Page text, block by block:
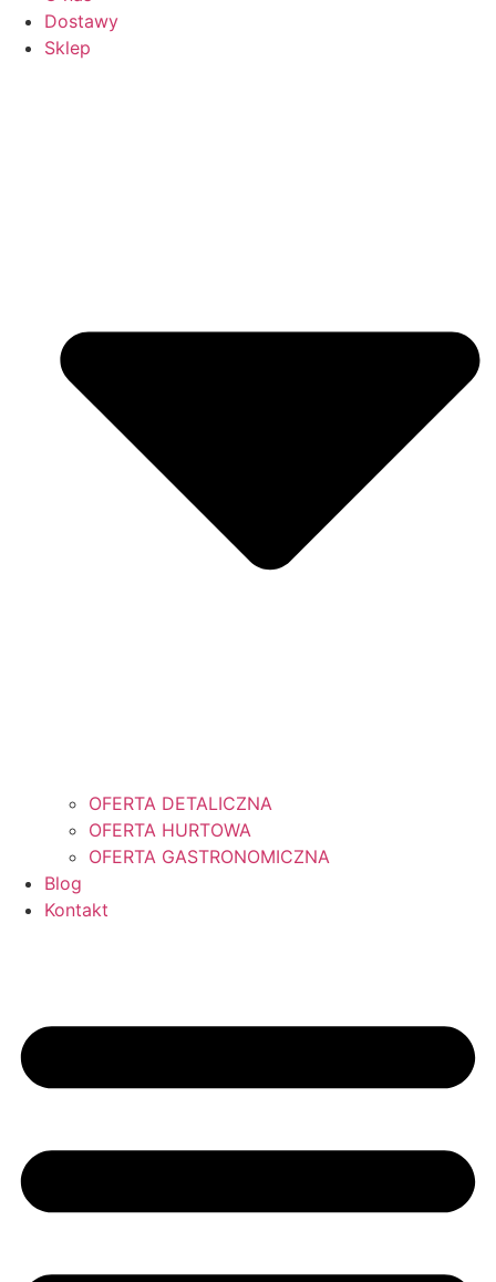
Dostawy
Sklep
OFERTA DETALICZNA
OFERTA HURTOWA
OFERTA GASTRONOMICZNA
Blog
Kontakt